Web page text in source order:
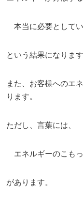
本当に必要として
という結果になります
また、お客様へのエ
ります。
ただし、言葉には、
エネルギーのこも
があります。